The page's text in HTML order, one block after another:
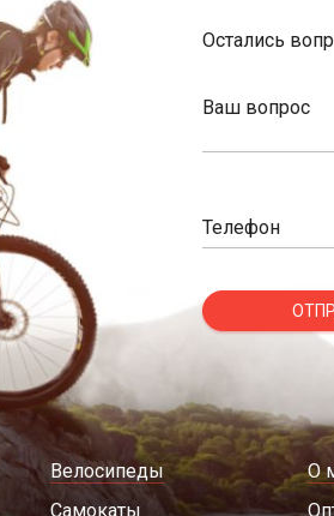
Остались
Ваш вопрос
Телефон
Велосипеды
Самокаты
О